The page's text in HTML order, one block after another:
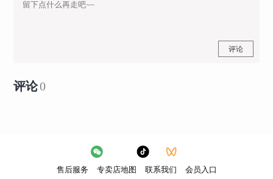
评论
评论0
售后服务 专卖店地图 联系我们
会员入口